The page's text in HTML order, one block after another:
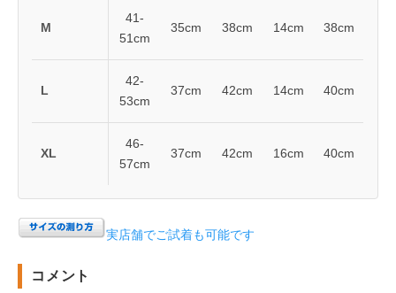
M
41-
51cm
35cm 38cm 14cm 38cm
L
42-
53cm
37cm 42cm 14cm 40cm
XL
46-
57cm
37cm 42cm 16cm 40cm
実店舗でご試着も可能です
コメント